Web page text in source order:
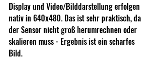
Display und Video/Bilddarstellung erfolgen
nativ in 640x480. Das ist sehr praktisch, da
der Sensor nicht groß herumrechnen oder
skalieren muss - Ergebnis ist ein scharfes
Bild.